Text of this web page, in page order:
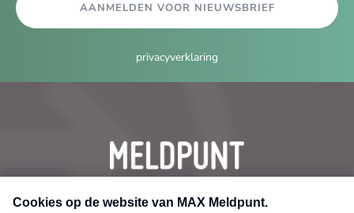
AANMELDEN VOOR NIEUWSBRIEF
privacyverklaring